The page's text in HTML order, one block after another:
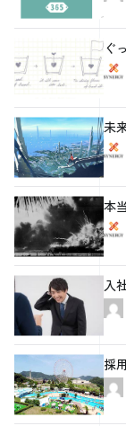
ぐ
未
本
入
採